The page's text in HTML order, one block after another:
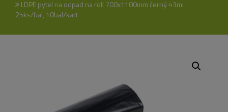
LDPE pytel na odpad na roli 700x1100mm černý 43mi
25ks/bal, 10bal/kart